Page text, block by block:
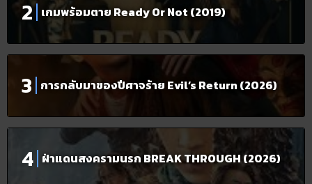
เกมพร้อมตาย Ready Or Not (2019)
การกลับมาของปีศาจร้าย Evil’s Return (2026)
ฝ่าแดนสงครามนรก BREAK THROUGH (2026)